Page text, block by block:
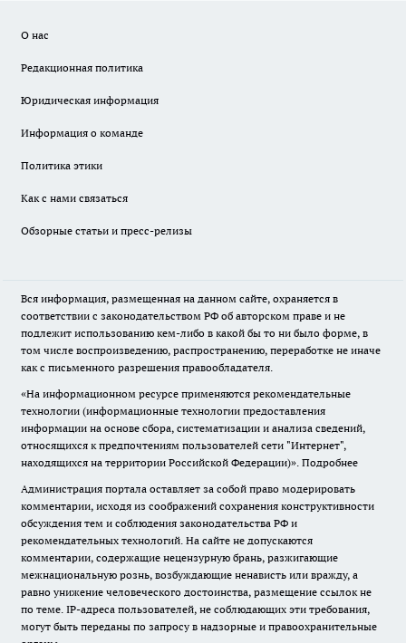
О нас
Редакционная политика
Юридическая информация
Информация о команде
Политика этики
Как с нами связаться
Обзорные статьи и пресс-релизы
Вся информация, размещенная на данном сайте, охраняется в
соответствии с законодательством РФ об авторском праве и не
подлежит использованию кем-либо в какой бы то ни было форме, в
том числе воспроизведению, распространению, переработке не иначе
как с письменного разрешения правообладателя.
«На информационном ресурсе применяются рекомендательные
технологии (информационные технологии предоставления
информации на основе сбора, систематизации и анализа сведений,
относящихся к предпочтениям пользователей сети "Интернет",
находящихся на территории Российской Федерации)». Подробнее
Администрация портала оставляет за собой право модерировать
комментарии, исходя из соображений сохранения конструктивности
обсуждения тем и соблюдения законодательства РФ и
рекомендательных технологий. На сайте не допускаются
комментарии, содержащие нецензурную брань, разжигающие
межнациональную рознь, возбуждающие ненависть или вражду, а
равно унижение человеческого достоинства, размещение ссылок не
по теме. IP-адреса пользователей, не соблюдающих эти требования,
могут быть переданы по запросу в надзорные и правоохранительные